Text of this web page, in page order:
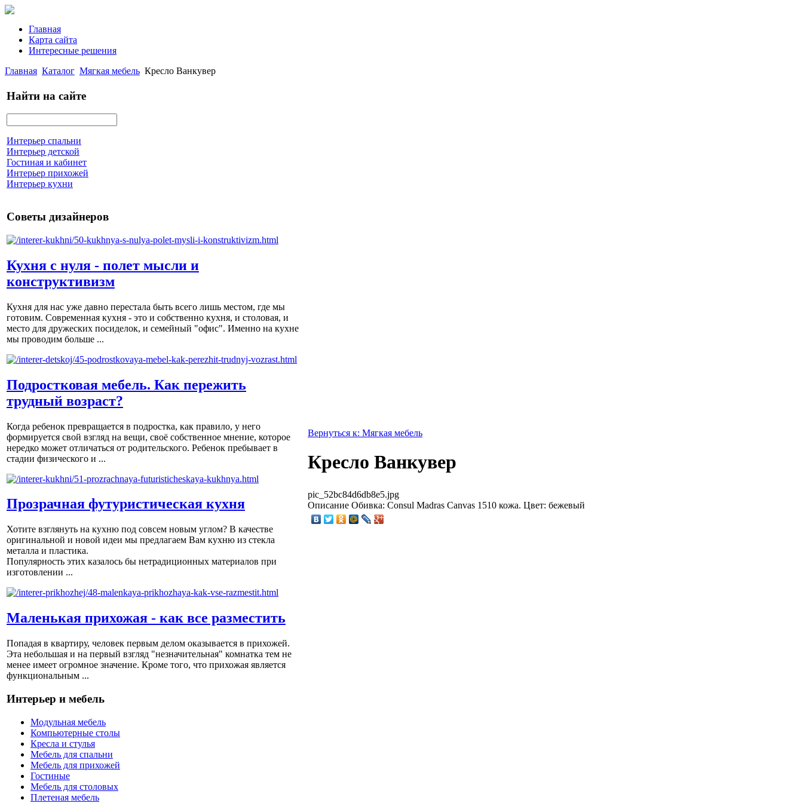
Главная
Карта сайта
Интересные решения
Главная Каталог Мягкая мебель Кресло Ванкувер
Найти на сайте
Интерьер спальни
Интерьер детской
Гостиная и кабинет
Интерьер прихожей
Интерьер кухни
Советы дизайнеров
Кухня с нуля - полет мысли и
конструктивизм
Кухня для нас уже давно перестала быть всего лишь местом, где мы
готовим. Современная кухня - это и собственно кухня, и столовая, и
место для дружеских посиделок, и семейный "офис". Именно на кухне
мы проводим больше ...
Подростковая мебель. Как пережить
трудный возраст?
Когда ребенок превращается в подростка, как правило, у него
формируется свой взгляд на вещи, своё собственное мнение, которое
нередко может отличаться от родительского. Ребенок пребывает в
стадии физического и ...
Прозрачная футуристическая кухня
Хотите взглянуть на кухню под совсем новым углом? В качестве
оригинальной и новой идеи мы предлагаем Вам кухню из стекла
металла и пластика.
Популярность этих казалось бы нетрадиционных материалов при
изготовлении ...
Маленькая прихожая - как все разместить
Попадая в квартиру, человек первым делом оказывается в прихожей.
Эта небольшая и на первый взгляд "незначительная" комнатка тем не
менее имеет огромное значение. Кроме того, что прихожая является
функциональным ...
Интерьер и мебель
Модульная мебель
Компьютерные столы
Кресла и стулья
Мебель для спальни
Мебель для прихожей
Гостиные
Мебель для столовых
Плетеная мебель
Вернуться к: Мягкая мебель
Кресло Ванкувер
pic_52bc84d6db8e5.jpg
Описание Обивка: Consul Madras Canvas 1510 кожа. Цвет: бежевый